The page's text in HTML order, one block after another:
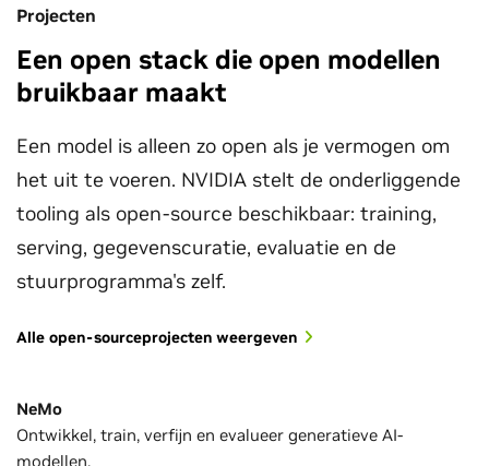
Projecten
Een open stack die open modellen
bruikbaar maakt
Een model is alleen zo open als je vermogen om
het uit te voeren. NVIDIA stelt de onderliggende
tooling als open-source beschikbaar: training,
serving, gegevenscuratie, evaluatie en de
stuurprogramma's zelf.
Alle open-sourceprojecten weergeven
NeMo
Ontwikkel, train, verfijn en evalueer generatieve AI-
modellen.